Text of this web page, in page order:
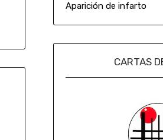
Aparición de infarto
CARTAS